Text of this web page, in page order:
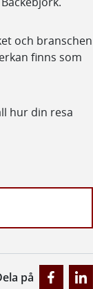
och branschen
finns som
hur din resa
på